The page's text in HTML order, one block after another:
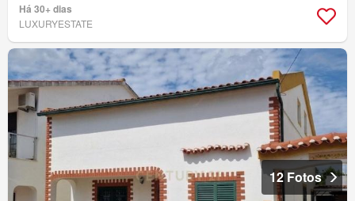
Há 30+ dias
LUXURYESTATE
12 Fotos